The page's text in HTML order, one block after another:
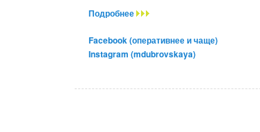
Подробнее
Facebook (оперативнее и чаще)
Instagram (mdubrovskaya)